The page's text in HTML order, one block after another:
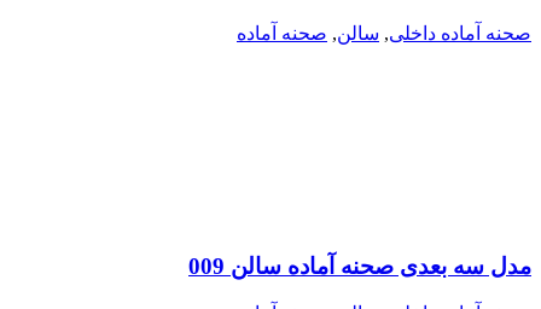
صحنه آماده داخلی, سالن, صحنه آماده
مدل سه بعدی صحنه آماده سالن 009